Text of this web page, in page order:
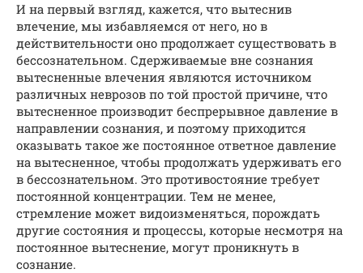
И на первый взгляд, кажется, что вытеснив
влечение, мы избавляемся от него, но в
действительности оно продолжает существовать в
бессознательном. Сдерживаемые вне сознания
вытесненные влечения являются источником
различных неврозов по той простой причине, что
вытесненное производит беспрерывное давление в
направлении сознания, и поэтому приходится
оказывать такое же постоянное ответное давление
на вытесненное, чтобы продолжать удерживать его
в бессознательном. Это противостояние требует
постоянной концентрации. Тем не менее,
стремление может видоизменяться, порождать
другие состояния и процессы, которые несмотря на
постоянное вытеснение, могут проникнуть в
сознание.